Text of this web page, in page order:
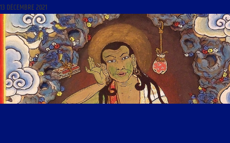
13 DÉCEMBRE 2021